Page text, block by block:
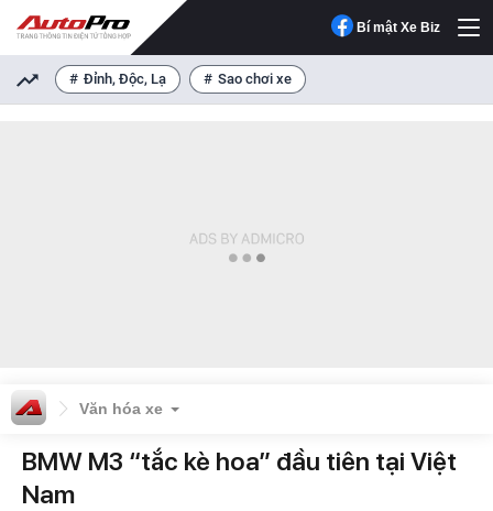
Bí mật Xe Biz
Đỉnh, Độc, Lạ Sao chơi xe
Văn hóa xe
BMW M3 “tắc kè hoa” đầu tiên tại Việt
Nam